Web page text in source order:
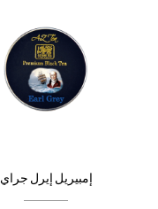
إمبيريل إيرل جراي